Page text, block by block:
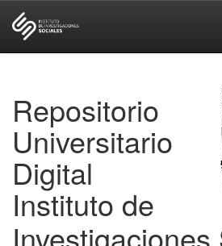
Repositorio
Universitario
Digital
Instituto de